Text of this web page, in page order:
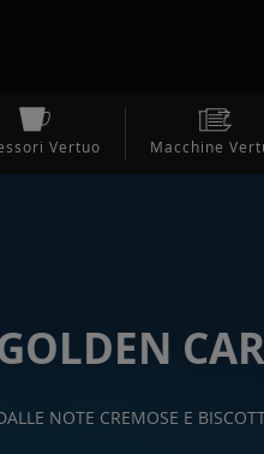
Vertuo Macchine
NOTE CREMOSE E